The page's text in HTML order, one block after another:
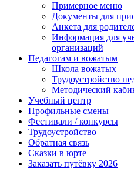
Примерное меню
Документы для
Анкета для
Информация для
организаций
Педагогам и вожатым
Школа вожатых
Трудоустройство
Методический
Учебный центр
Профильные смены
Фестивали / конкурсы
Трудоустройство
Обратная связь
Сказки в юрте
Заказать путёвку 2026